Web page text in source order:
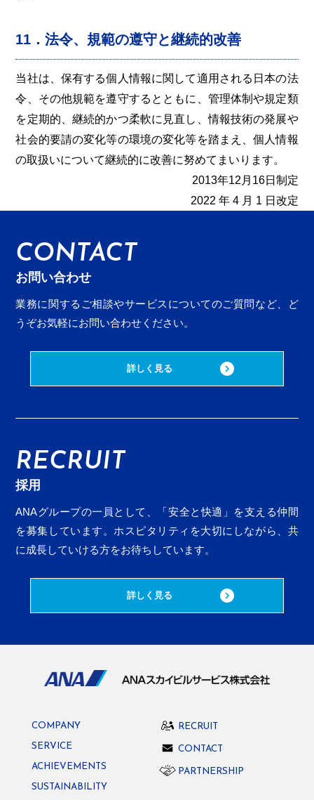
11．法令、規範の遵守と継続的改善
当社は、保有する個人情報に関して適用される日本の法
令、その他規範を遵守するとともに、管理体制や規定類
を定期的、継続的かつ柔軟に見直し、情報技術の発展や
社会的要請の変化等の環境の変化等を踏まえ、個人情報
の取扱いについて継続的に改善に努めてまいります。
2013年12月16日制定
2022 年 4 月 1 日改定
CONTACT
お問い合わせ
業務に関するご相談やサービスについてのご質問など、
ど
うぞお気軽にお問い合わせください。
詳しく見る
RECRUIT
採用
ANAグループの一員として、「安全と快適」を支える仲間
を募集しています。ホスピタリティを大切にしながら、 共
に成長していける方をお待ちしています。
詳しく見る
COMPANY
SERVICE
ACHIEVEMENTS
SUSTAINABILITY
RECRUIT
CONTACT
PARTNERSHIP